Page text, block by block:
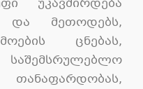
უკავშირდება
და მეთოდებს,
ცნებას,